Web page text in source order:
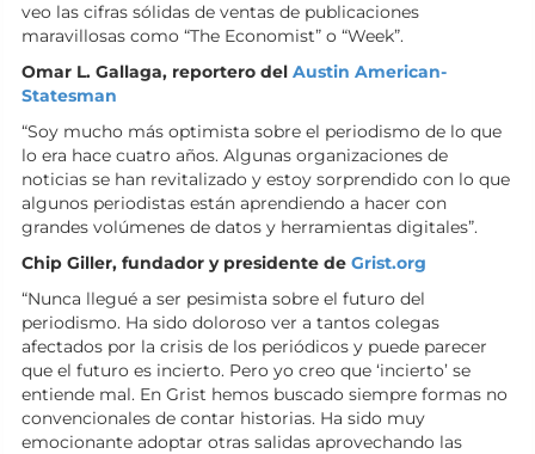
veo las cifras sólidas de ventas de publicaciones
maravillosas como “The Economist” o “Week”.
Omar L. Gallaga, reportero del Austin American-
Statesman
“Soy mucho más optimista sobre el periodismo de lo que
lo era hace cuatro años. Algunas organizaciones de
noticias se han revitalizado y estoy sorprendido con lo que
algunos periodistas están aprendiendo a hacer con
grandes volúmenes de datos y herramientas digitales”.
Chip Giller, fundador y presidente de Grist.org
“Nunca llegué a ser pesimista sobre el futuro del
periodismo. Ha sido doloroso ver a tantos colegas
afectados por la crisis de los periódicos y puede parecer
que el futuro es incierto. Pero yo creo que ‘incierto’ se
entiende mal. En Grist hemos buscado siempre formas no
convencionales de contar historias. Ha sido muy
emocionante adoptar otras salidas aprovechando las